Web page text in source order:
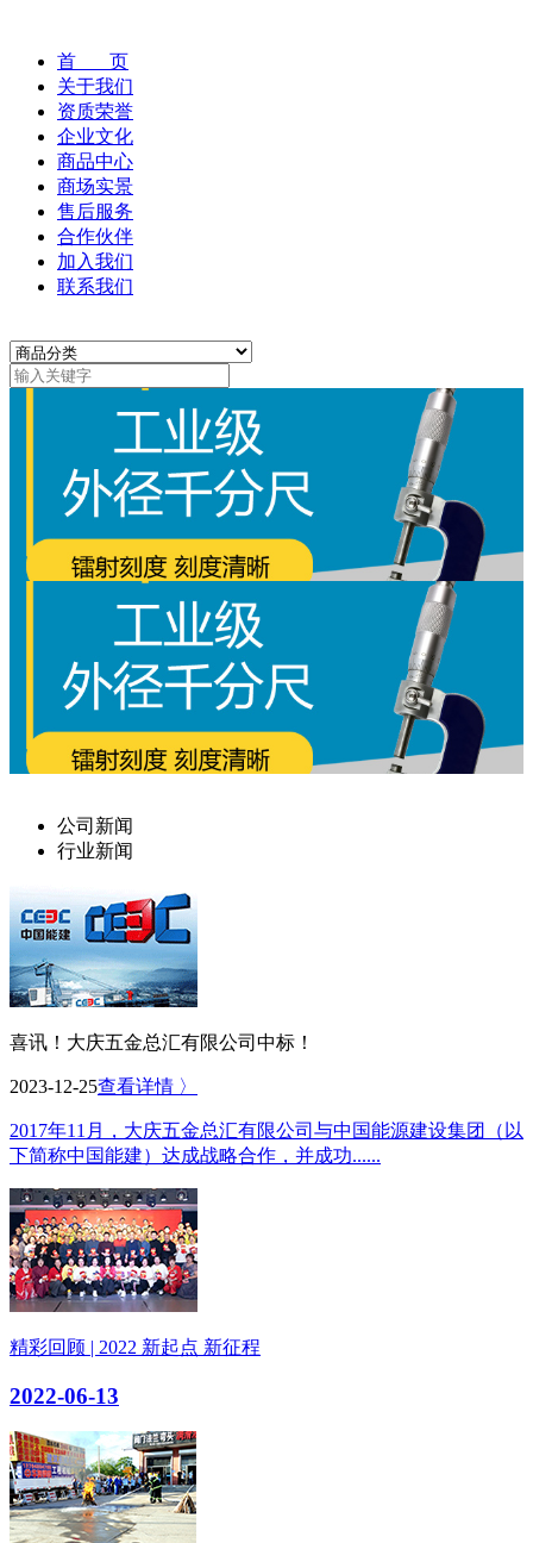
首 页
关于我们
资质荣誉
企业文化
商品中心
商场实景
售后服务
合作伙伴
加入我们
联系我们
公司新闻
行业新闻
喜讯！大庆五金总汇有限公司中标！
2023-12-25查看详情 〉
2017年11月，大庆五金总汇有限公司与中国能源建设集团（以
下简称中国能建）达成战略合作，并成功......
精彩回顾 | 2022 新起点 新征程
2022-06-13